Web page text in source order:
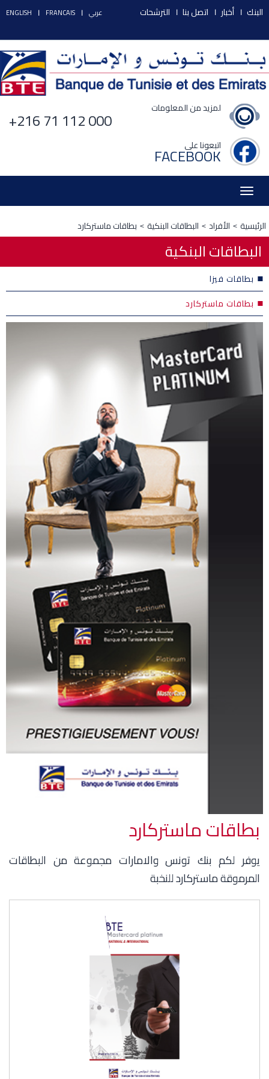
البنك أخبار اتصل بنا الترشحات ENGLISH FRANCAIS عربي
لمزيد من المعلومات +216 71 112 000
اتبعونا على
FACEBOOK
Toggle
navigation
الرئيسية
الأفراد البطاقات البنكية بطاقات ماستركارد
البطاقات البنكية
بطاقات فيزا
بطاقات ماستركارد
بطاقات ماستركارد
يوفر لكم بنك تونس والامارات مجموعة من البطاقات
المرموقة ماستركارد للنخبة